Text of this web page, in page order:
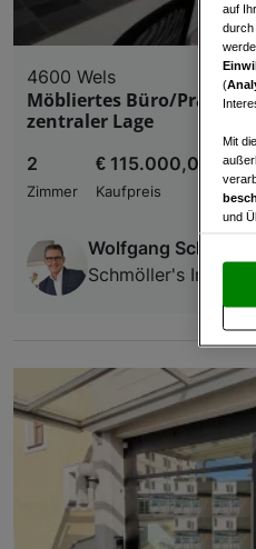
4600 Wels
Möbliertes Büro/Praxis/
zentraler Lage
2
Zimmer
€ 115.000,00
Kaufpreis
Wolfgang Schmöller
Schmöller's
auf
durch
(
Mit
und
und
Wir
und
Liste